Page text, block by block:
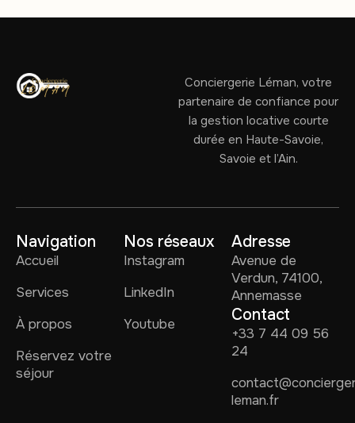
Conciergerie Léman, votre
partenaire de confiance pour
la gestion locative courte
durée en Haute-Savoie,
Savoie et l’Ain.
Navigation
Accueil
Services
À propos
Réservez votre
séjour
Nos réseaux
Instagram
LinkedIn
Youtube
Adresse
Avenue de
Verdun, 74100,
Annemasse
Contact
+33 7 44 09 56
24
leman.fr